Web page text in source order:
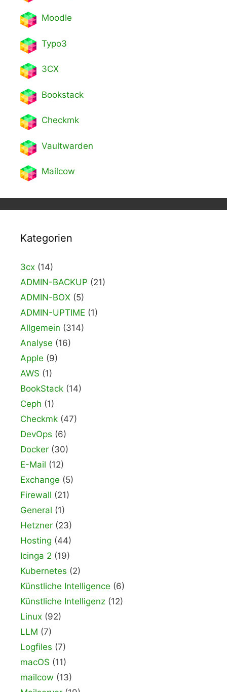
Moodle
Typo3
3CX
Bookstack
Checkmk
Vaultwarden
Mailcow
Kategorien
3cx (14)
ADMIN-BACKUP (21)
ADMIN-BOX (5)
ADMIN-UPTIME (1)
Allgemein (314)
Analyse (16)
Apple (9)
AWS (1)
BookStack (14)
Ceph (1)
Checkmk (47)
DevOps (6)
Docker (30)
E-Mail (12)
Exchange (5)
Firewall (21)
General (1)
Hetzner (23)
Hosting (44)
Icinga 2 (19)
Kubernetes (2)
Künstliche Intelligence (6)
Künstliche Intelligenz (12)
Linux (92)
LLM (7)
Logfiles (7)
macOS (11)
mailcow (13)